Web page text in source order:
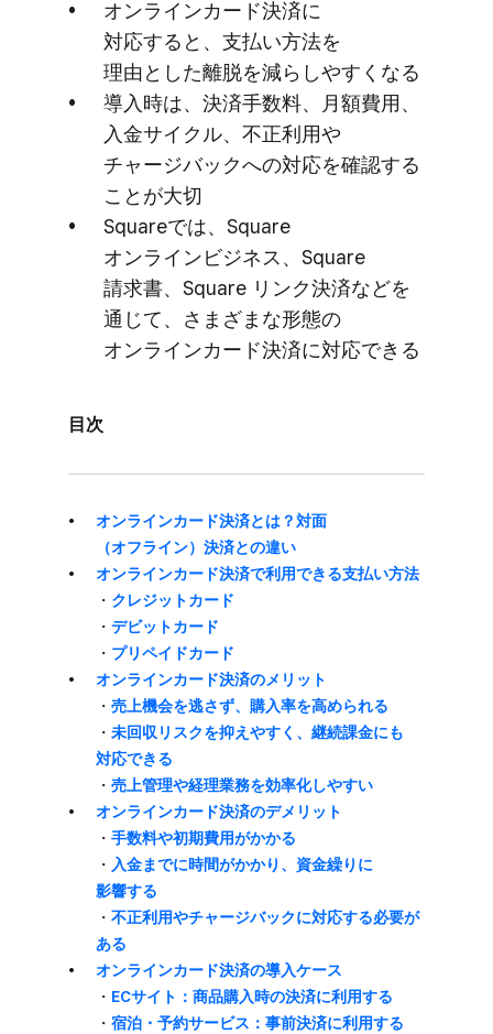
オンラインカード決済に​
対応すると、​支払い方​法を​
理由とした​離脱を​減らしやすくなる
導入時は、​決済手数料、​月額費用、​
入金サイクル、​不正利用や​
チャージバックへの​対応を​確認する​
ことが​大切
Squareでは、​Square
オンラインビジネス、​Square
請求書、​Square リンク決済などを​
通じて、​さまざまな​形態の​
オンラインカード決済に​対応できる
目次
オンラインカード決済とは？​対面​
（オフライン）​決済との​違い
オンラインカード決済で​利用できる​支払い方​法
・ クレジットカード
・ デビットカード
・ プリペイドカード
オンラインカード決済の​メリット
・ 売上機会を​逃さず、​購入率を​高められる
・ 未回収リスクを​抑えやすく、​継続課金にも​
対応できる
・ 売上管理や​経理業務を​効率化しやすい
オンラインカード決済の​デメリット
・ 手数料や​初期費用が​かかる
・ ​入金までに​時間が​かかり、​資金繰りに​
影響する
・ ​不正利用や​チャージバックに​対応する​必要が​
ある
オンラインカード決済の​導入ケース
・ ECサイト：商品購入時の​決済に​利用する
・ 宿泊・予約サービス：事前決済に​利用する